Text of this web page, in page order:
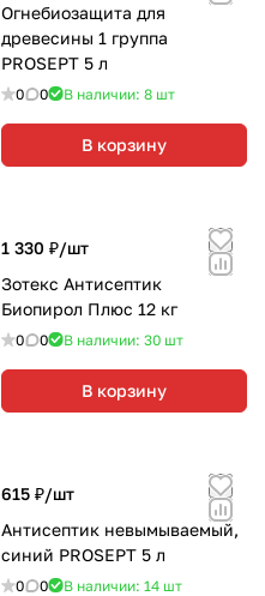
Огнебиозащита для
древесины 1 группа
PROSEPT 5 л
0 0 В наличии: 8 шт
В корзину
1 330 ₽/шт
Зотекс Антисептик
Биопирол Плюс 12 кг
0 0 В наличии: 30 шт
В корзину
615 ₽/шт
Антисептик невымываемый,
синий PROSEPT 5 л
0 0 В наличии: 14 шт